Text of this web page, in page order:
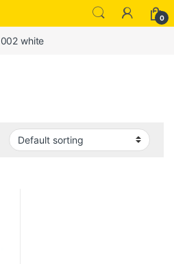
0
002 white